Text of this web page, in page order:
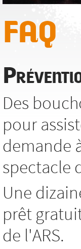
FAQ
Des
pour
demande
spectacle
Une
prêt
de l'ARS.